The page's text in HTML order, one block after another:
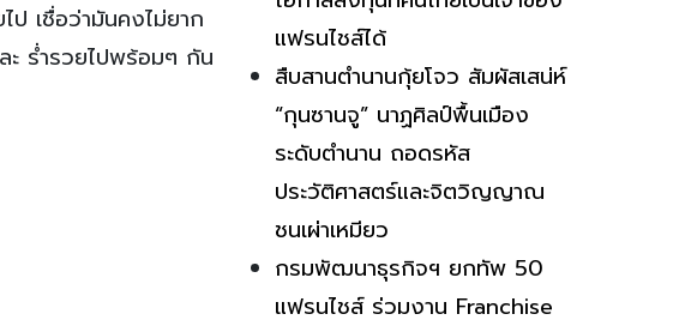
ป เชื่อว่ามันคงไม่ยาก
ะ ร่ำรวยไปพร้อมๆ กัน
แฟรนไชส์ได้
สืบสานตำนานกุ้ยโจว สัมผัสเสน่ห์
“กุนซานจู” นาฏศิลป์พื้นเมือง
ระดับตำนาน ถอดรหัส
ประวัติศาสตร์และจิตวิญญาณ
ชนเผ่าเหมียว
กรมพัฒนาธุรกิจฯ ยกทัพ 50
แฟรนไชส์ ร่วมงาน Franchise